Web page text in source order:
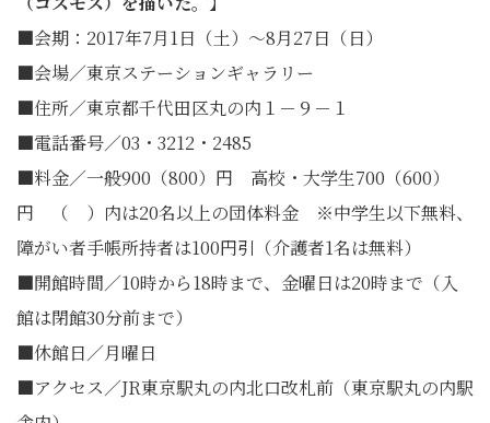
■会期：2017年7月1日（土）～8月27日（日）
■会場／東京ステーションギャラリー
■住所／東京都千代田区丸の内１－９－１
■電話番号／03・3212・2485
■料金／一般900（800）円 高校・大学生700（600）
円 （ ）内は20名以上の団体料金 ※中学生以下無料、
障がい者手帳所持者は100円引（介護者1名は無料）
■開館時間／10時から18時まで、金曜日は20時まで（入
館は閉館30分前まで）
■休館日／月曜日
■アクセス／JR東京駅丸の内北口改札前（東京駅丸の内駅